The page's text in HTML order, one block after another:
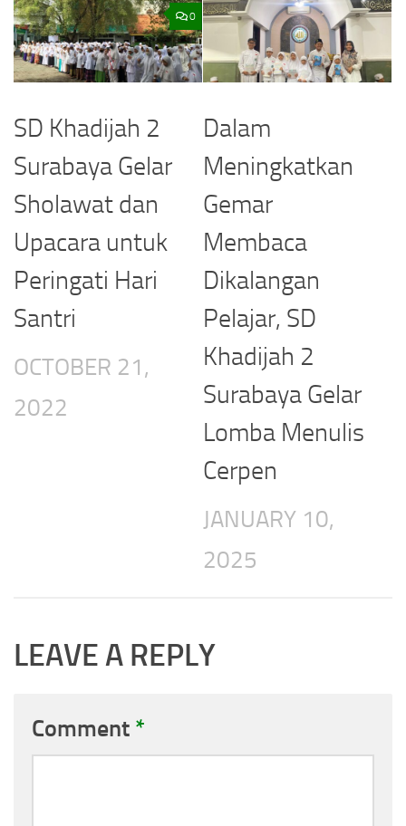
0
SD Khadijah 2
Surabaya Gelar
Sholawat dan
Upacara untuk
Peringati Hari
Santri
OCTOBER 21,
2022
Dalam
Meningkatkan
Gemar
Membaca
Dikalangan
Pelajar, SD
Khadijah 2
Surabaya Gelar
Lomba Menulis
Cerpen
JANUARY 10,
2025
LEAVE A REPLY
Comment *